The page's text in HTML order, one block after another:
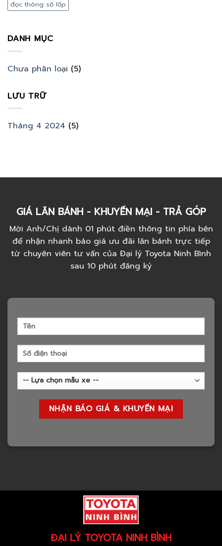
đọc thông số lốp
DANH MỤC
Chưa phân loại (5)
LƯU TRỮ
Tháng 4 2024 (5)
GIÁ LĂN BÁNH - KHUYẾN MẠI - TRẢ GÓP
Mời Anh/Chị dành 01 phút điền thông tin phía bên
để nhận nhanh báo giá ưu đãi lăn bánh trực tiếp
từ chuyên viên tư vấn của Đại lý Toyota Ninh Bình
sau 10 phút đăng ký
ĐẠI LÝ TOYOTA NINH BÌNH